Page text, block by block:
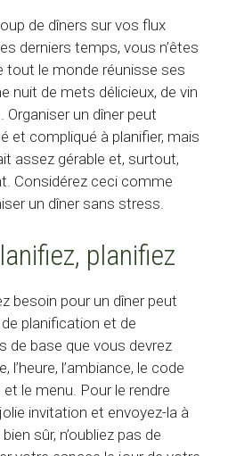
de dîners sur vos flux
derniers temps, vous n’êtes
tout le monde réunisse ses
nuit de mets délicieux, de vin
un dîner peut
et compliqué à planifier, mais
assez gérable et, surtout,
Considérez ceci comme
un dîner sans stress.
planifiez
besoin pour un dîner peut
planification et de
de base que vous devrez
l’ambiance, le code
le menu. Pour le rendre
invitation et envoyez-la à
sûr, n’oubliez pas de